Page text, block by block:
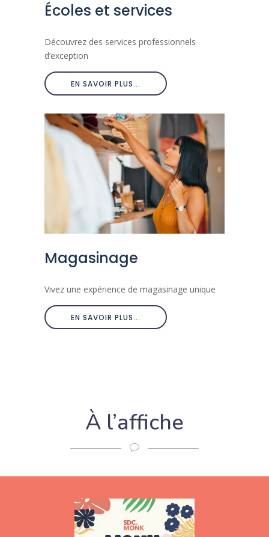
Écoles et services
Découvrez des services professionnels
d’exception
EN SAVOIR PLUS...
Magasinage
Vivez une expérience de magasinage unique
EN SAVOIR PLUS...
À l’affiche